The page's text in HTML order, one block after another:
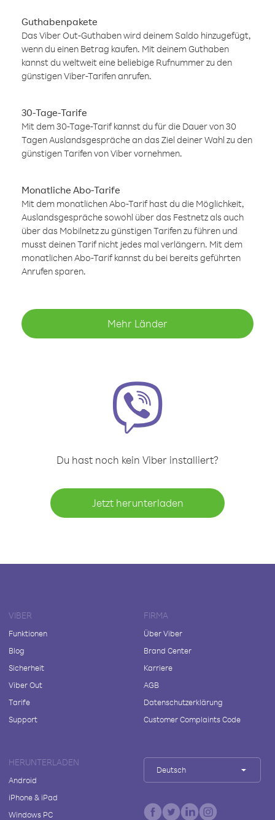
Guthabenpakete
Das Viber Out-Guthaben wird deinem Saldo hinzugefügt,
wenn du einen Betrag kaufen. Mit deinem Guthaben
kannst du weltweit eine beliebige Rufnummer zu den
günstigen Viber-Tarifen anrufen.
30-Tage-Tarife
Mit dem 30-Tage-Tarif kannst du für die Dauer von 30
Tagen Auslandsgespräche an das Ziel deiner Wahl zu den
günstigen Tarifen von Viber vornehmen.
Monatliche Abo-Tarife
Mit dem monatlichen Abo-Tarif hast du die Möglichkeit,
Auslandsgespräche sowohl über das Festnetz als auch
über das Mobilnetz zu günstigen Tarifen zu führen und
musst deinen Tarif nicht jedes mal verlängern. Mit dem
monatlichen Abo-Tarif kannst du bei bereits geführten
Anrufen sparen.
Mehr Länder
Du hast noch kein Viber installiert?
Jetzt herunterladen
VIBER
Funktionen
Blog
Sicherheit
Viber Out
Tarife
Support
FIRMA
Über Viber
Brand Center
Karriere
AGB
Datenschutzerklärung
Customer Complaints Code
HERUNTERLADEN
Android
iPhone & iPad
Windows PC
Deutsch